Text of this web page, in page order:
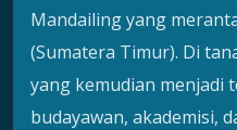
Mandailing yang
(Sumatera Timur). Di
yang kemudian menjadi
budayawan, akademisi,